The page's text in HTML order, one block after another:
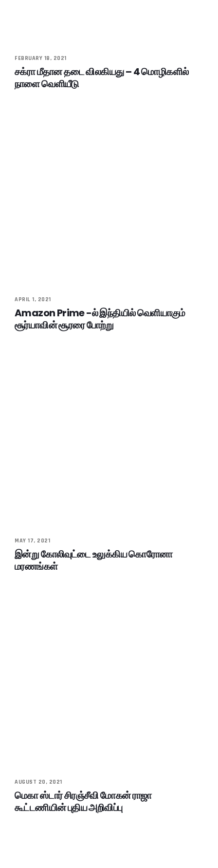
FEBRUARY 18, 2021
சக்ரா மீதான தடை விலகியது – 4 மொழிகளில்
நாளை வெளியீடு
APRIL 1, 2021
Amazon Prime -ல் இந்தியில் வெளியாகும்
சூர்யாவின் சூரரை போற்று
MAY 17, 2021
இன்று கோலிவுட்டை உலுக்கிய கொரோனா
மரணங்கள்
AUGUST 20, 2021
மெகா ஸ்டார் சிரஞ்சீவி மோகன் ராஜா
கூட்டணியின் புதிய அறிவிப்பு